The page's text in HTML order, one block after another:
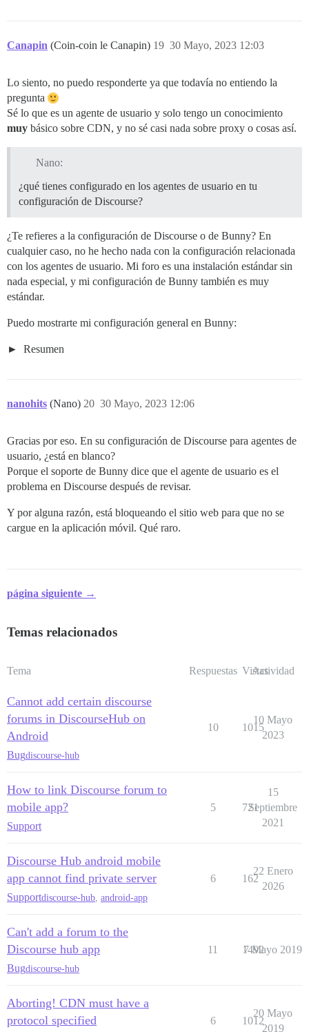
Canapin (Coin-coin le Canapin) 30 Mayo, 2023 12:03
19
Lo siento, no puedo responderte ya que todavía no entiendo la
pregunta
Sé lo que es un agente de usuario y solo tengo un conocimiento
muy básico sobre CDN, y no sé casi nada sobre proxy o cosas así.
Nano:
¿qué tienes configurado en los agentes de usuario en tu
configuración de Discourse?
¿Te refieres a la configuración de Discourse o de Bunny? En
cualquier caso, no he hecho nada con la configuración relacionada
con los agentes de usuario. Mi foro es una instalación estándar sin
nada especial, y mi configuración de Bunny también es muy
estándar.
Puedo mostrarte mi configuración general en Bunny:
Resumen
nanohits (Nano) 30 Mayo, 2023 12:06
20
Gracias por eso. En su configuración de Discourse para agentes de
usuario, ¿está en blanco?
Porque el soporte de Bunny dice que el agente de usuario es el
problema en Discourse después de revisar.
Y por alguna razón, está bloqueando el sitio web para que no se
cargue en la aplicación móvil. Qué raro.
página siguiente →
Temas relacionados
Tema Respuestas Vistas
Actividad
Cannot add certain discourse
forums in DiscourseHub on
Android
Bugdiscourse-hub
10 1015
10 Mayo
2023
How to link Discourse forum to
mobile app?
Support
5 721
15
Septiembre
2021
Discourse Hub android mobile
app cannot find private server
Supportdiscourse-hub android-app
6 162
22 Enero
2026
Can't add a forum to the
Discourse hub app
Bugdiscourse-hub
11 1492
7 Mayo 2019
Aborting! CDN must have a
protocol specified
6 1012
20 Mayo
2019